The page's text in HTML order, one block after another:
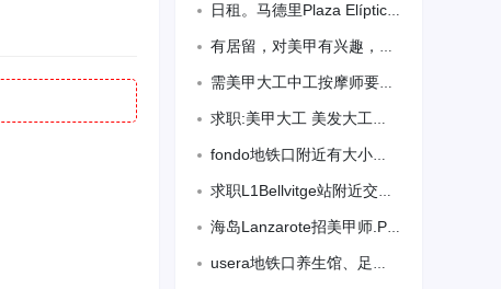
日租。马德里Plaza Elíptica，单人20,双人25今日入住。微信131
有居留，对美甲有兴趣，希望可以找到一份包住的美甲学徒工作，希望可以给我一个机会
需美甲大工中工按摩师要居留
求职:美甲大工 美发大工，会基础语言。有居留。限马德里。
fondo地铁口附近有大小房间出租。 住家安静干净，有需要联系6881
求职L1Bellvitge站附近交通要方便
海岛Lanzarote招美甲师.Puerto del carmen海边一线游客区
usera地铁口养生馆、足疗、头疗、推拿、皮肤护理 需要足疗、推拿技师 联系电话